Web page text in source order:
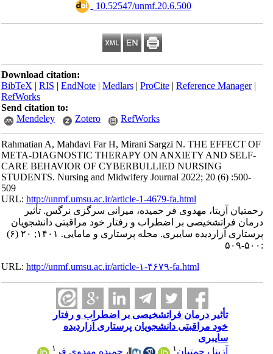
‎ 10.52547/unmf.20.6.500
Download citation:
BibTeX|RIS|EndNote|Medlars|ProCite|Reference Manager
RefWorks
Send citation to:
Mendeley
Zotero RefWorks
Rahmatian A, Mahdavi Far H, Mirani Sargzi N. THE EFFECT OF
META-DIAGNOSTIC THERAPY ON ANXIETY AND SELF-
CARE BEHAVIOR OF CYBERBULLIED NURSING
STUDENTS. Nursing and Midwifery Journal 2022; 20 (6) :500-
509
URL:http://unmf.umsu.ac.ir/article-1-4679-fa.html
رحمتیان آزیتا، مهدوی فر حمیده، میرانی سرگزی نرگس. تأثیر
درمان فراتشخیصی بر اضطراب و رفتار خود مراقبتی دانشجویان
پرستاری آزاردیده سایبری. مجله پرستاری و مامایی. ۱۴۰۱; ۲۰ (۶)
URL:http://unmf.umsu.ac.ir/article-۱-۴۶۷۹-fa.html
تأثیر درمان فراتشخیصی بر اضطراب و رفتار
خود مراقبتی دانشجویان پرستاری آزاردیده
سایبری
آزیتا رحمتیان ۱ ،حمیده مهدوی فر۱